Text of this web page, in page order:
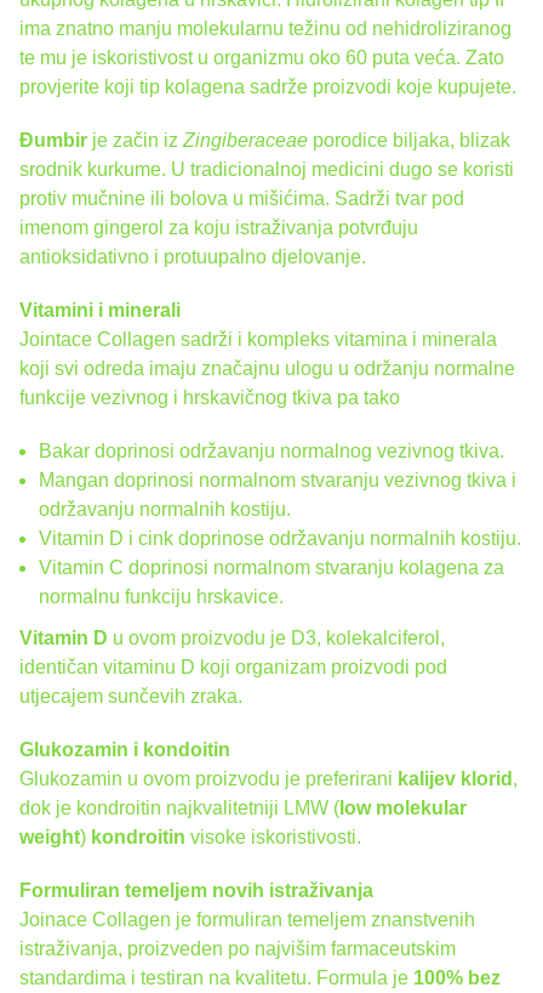
ima znatno manju molekularnu težinu od nehidroliziranog
te mu je iskoristivost u organizmu oko 60 puta veća. Zato
provjerite koji tip kolagena sadrže proizvodi koje kupujete.
Đumbir je začin iz Zingiberaceae porodice biljaka, blizak
srodnik kurkume. U tradicionalnoj medicini dugo se koristi
protiv mučnine ili bolova u mišićima. Sadrži tvar pod
imenom gingerol za koju istraživanja potvrđuju
antioksidativno i protuupalno djelovanje.
Vitamini i minerali
Jointace Collagen sadrži i kompleks vitamina i minerala
koji svi odreda imaju značajnu ulogu u održanju normalne
funkcije vezivnog i hrskavičnog tkiva pa tako
Bakar doprinosi održavanju normalnog vezivnog tkiva.
Mangan doprinosi normalnom stvaranju vezivnog tkiva i
održavanju normalnih kostiju.
Vitamin D i cink doprinose održavanju normalnih kostiju.
Vitamin C doprinosi normalnom stvaranju kolagena za
normalnu funkciju hrskavice.
Vitamin D u ovom proizvodu je D3, kolekalciferol,
identičan vitaminu D koji organizam proizvodi pod
utjecajem sunčevih zraka.
Glukozamin i kondoitin
Glukozamin u ovom proizvodu je preferirani kalijev klorid ,
dok je kondroitin najkvalitetniji LMW ( low molekular
weight) kondroitin visoke iskoristivosti.
Formuliran temeljem novih istraživanja
Joinace Collagen je formuliran temeljem znanstvenih
istraživanja, proizveden po najvišim farmaceutskim
standardima i testiran na kvalitetu. Formula je 100% bez